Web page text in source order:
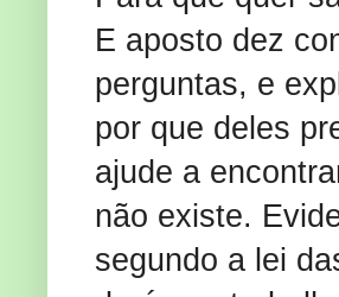
E aposto dez
perguntas, e
por que deles
ajude a
não existe.
segundo a lei